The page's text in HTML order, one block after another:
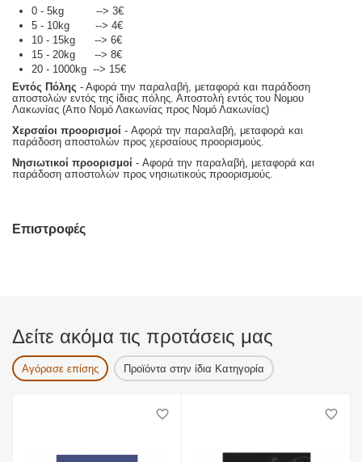
0 - 5kg --> 3€
5 - 10kg --> 4€
10 - 15kg --> 6€
15 - 20kg --> 8€
20 - 1000kg --> 15€
Εντός Πόλης - Αφορά την παραλαβή, μεταφορά και παράδοση
αποστολών εντός της ίδιας πόλης. Αποστολή εντός του Νομου
Λακωνίας (Απο Νομό Λακωνίας προς Νομό Λακωνίας)
Χερσαίοι προορισμοί - Αφορά την παραλαβή, μεταφορά και
παράδοση αποστολών προς χερσαίους προορισμούς.
Νησιωτικοί προορισμοί - Αφορά την παραλαβή, μεταφορά και
παράδοση αποστολών προς νησιωτικούς προορισμούς.
Επιστροφές
Δείτε ακόμα τις προτάσεις μας
Αγόρασε επίσης Προϊόντα στην ίδια Κατηγορία